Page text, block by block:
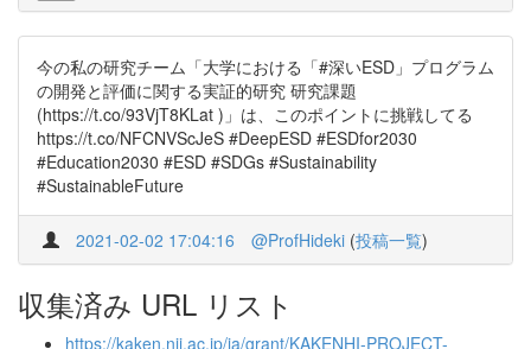
今の私の研究チーム「大学における「#深いESD」プログラム
の開発と評価に関する実証的研究 研究課題
(https://t.co/93VjT8KLat )」は、このポイントに挑戦してる
https://t.co/NFCNVScJeS #DeepESD #ESDfor2030
#Education2030 #ESD #SDGs #Sustainability
#SustainableFuture
2021-02-02 17:04:16 @ProfHideki (投稿一覧)
収集済み URL リスト
https://kaken.nii.ac.jp/ja/grant/KAKENHI-PROJECT-